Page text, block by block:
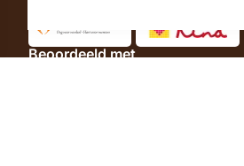
Beoordeeld met